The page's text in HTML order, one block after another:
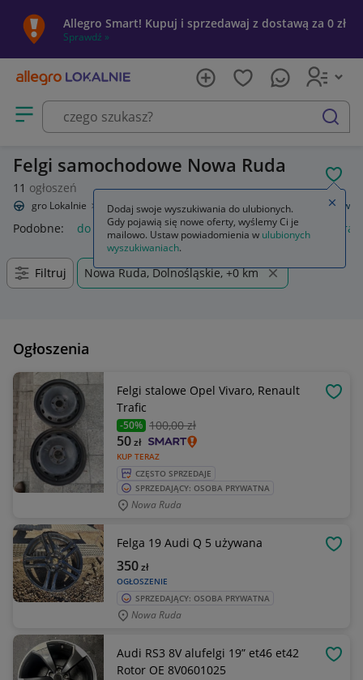
Allegro Smart! Kupuj i sprzedawaj z dostawą za 0 zł
Sprawdź »
Otwórz menu z kategoriami
szukaj
Felgi samochodowe Nowa Ruda
11 ogłoszeń
Allegro Lokalnie Motoryzacja Opony i felgi Felgi Do samochodów
Podobne: do samochodów gaśnica samochodowa kamera
Filtruj Nowa Ruda, Dolnośląskie, +0 km
Ogłoszenia
Felgi stalowe Opel Vivaro, Renault
Trafic
-50% 100,00 zł
KUP TERAZ
50zł
CZĘSTO SPRZEDAJE
SPRZEDAJĄCY: OSOBA PRYWATNA
Nowa Ruda
Felga 19 Audi Q 5 używana
OGŁOSZENIE
350zł
SPRZEDAJĄCY: OSOBA PRYWATNA
Nowa Ruda
Audi RS3 8V alufelgi 19” et46 et42
Rotor OE 8V0601025
Dodaj swoje wyszukiwania do ulubionych.
Gdy pojawią się nowe oferty, wyślemy Ci je
mailowo. Ustaw powiadomienia w ulubionych
wyszukiwaniach.